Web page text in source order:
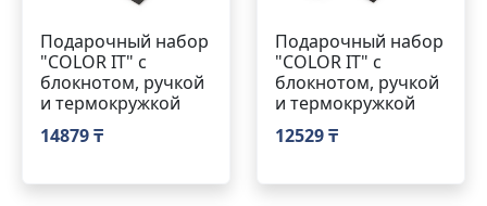
Подарочный набор
"COLOR IT" c
блокнотом, ручкой
и термокружкой
14879 ₸
Подарочный набор
"COLOR IT" c
блокнотом, ручкой
и термокружкой
12529 ₸